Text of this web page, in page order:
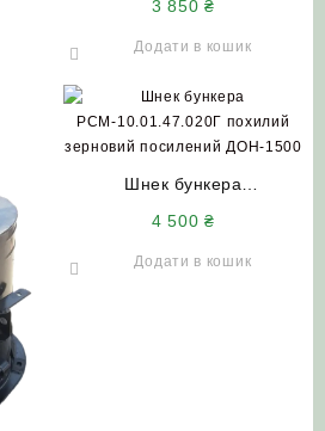
ДОН-1500
3 850₴
Додати в кошик
Шнек бункера
ДОН-1500 (до 90р.)
4 500₴
Додати в кошик